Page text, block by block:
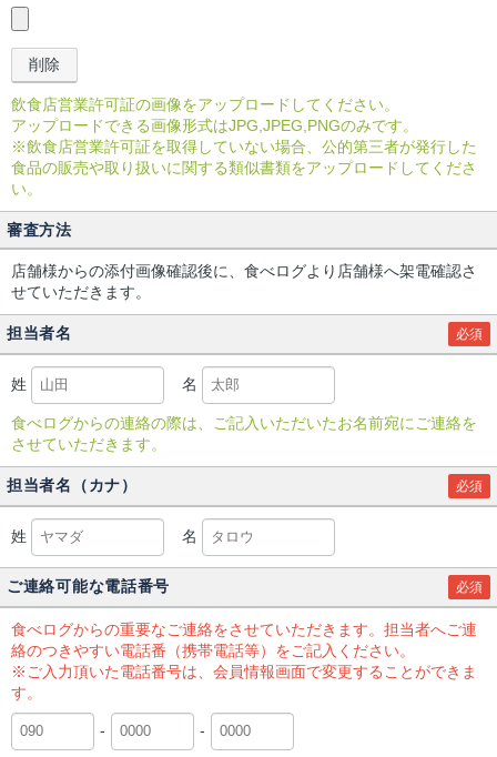
飲食店営業許可証の画像をアップロードしてください。
アップロードできる画像形式はJPG,JPEG,PNGのみです。
※飲食店営業許可証を取得していない場合、公的第三者が発行した
食品の販売や取り扱いに関する類似書類をアップロードしてくださ
い。
審査方法
店舗様からの添付画像確認後に、食べログより店舗様へ架電確認さ
せていただきます。
担当者名 必須
姓 名
食べログからの連絡の際は、ご記入いただいたお名前宛にご連絡を
させていただきます。
担当者名（カナ） 必須
姓 名
ご連絡可能な電話番号 必須
食べログからの重要なご連絡をさせていただきます。担当者へご連
絡のつきやすい電話番（携帯電話等）をご記入ください。
※ご入力頂いた電話番号は、会員情報画面で変更することができま
す。
- -